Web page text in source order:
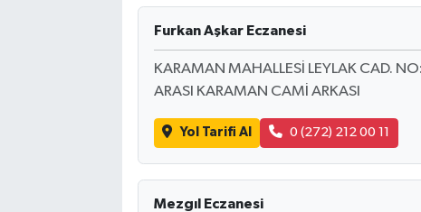
Furkan Aşkar Eczanesi
KARAMAN MAHALLESİ LEYLAK CAD.
ARASI KARAMAN CAMİ ARKASI
Yol Tarifi Al 0 (272) 212 00 11
Mezgıl Eczanesi